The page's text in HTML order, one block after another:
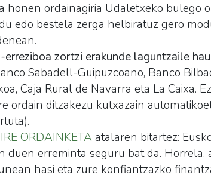
honen ordainagiria Udaletxeko bulego
edo bestela zerga helbiratuz gero
erreziboa zortzi erakunde laguntzaile
Sabadell-Guipuzcoano, Banco
Caja Rural de Navarra eta La Caixa.
ordain ditzakezu kutxazain
ORDAINKETAatalaren bitartez:
duen erreminta seguru bat da.
hasi eta zure konfiantzazko